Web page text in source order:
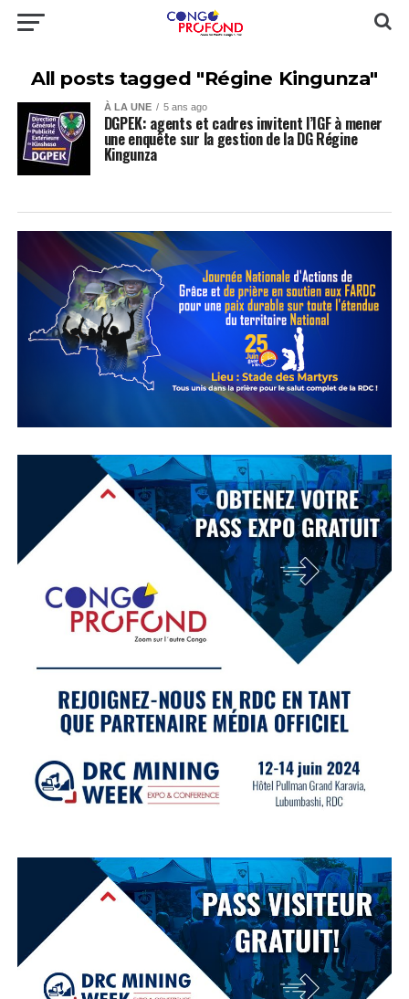
All posts tagged "Régine Kingunza"
À LA UNE 5 ans ago
DGPEK: agents et cadres invitent l’IGF à mener
une enquête sur la gestion de la DG Régine
Kingunza